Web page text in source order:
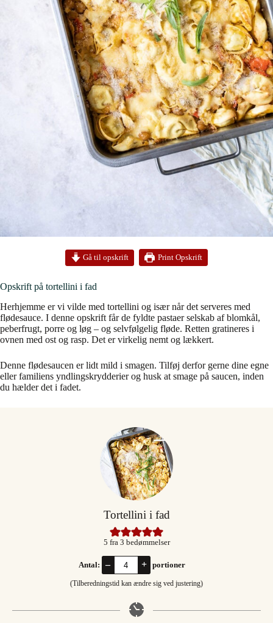
Gå til opskrift Print Opskrift
Opskrift på tortellini i fad
Herhjemme er vi vilde med tortellini og især når det serveres med
flødesauce. I denne opskrift får de fyldte pastaer selskab af blomkål,
peberfrugt, porre og løg – og selvfølgelig fløde. Retten gratineres i
ovnen med ost og rasp. Det er virkelig nemt og lækkert.
Denne flødesaucen er lidt mild i smagen. Tilføj derfor gerne dine egne
eller familiens yndlingskrydderier og husk at smage på saucen, inden
du hælder det i fadet.
Tortellini i fad
5 fra 3 bedømmelser
Antal: – + portioner
(Tilberedningstid kan ændre sig ved justering)